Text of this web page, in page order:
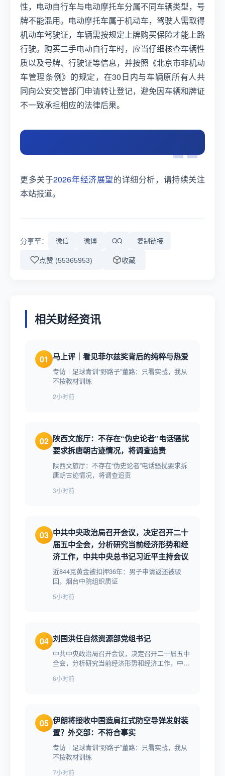
性，电动自行车与电动摩托车分属不同车辆类型，号
牌不能混用。电动摩托车属于机动车，驾驶人需取得
机动车驾驶证，车辆需按规定上牌购买保险才能上路
行驶。购买二手电动自行车时，应当仔细核查车辆性
质以及号牌、行驶证等信息，并按照《北京市非机动
车管理条例》的规定，在30日内与车辆原所有人共
同向公安交管部门申请转让登记，避免因车辆和牌证
不一致承担相应的法律后果。
更多关于2026年经济展望的详细分析，请持续关注
本站报道。
分享至： 微信 微博 QQ 复制链接
点赞 (55365953) 收藏
相关财经资讯
01 马上评｜看见菲尔兹奖背后的纯粹与热爱
专访｜足球青训“野路子”董路：只看实战，我从
不按教材训练
2小时前
02 陕西文旅厅：不存在“伪史论者”电话骚扰
要求拆唐朝古迹情况，将调查追责
陕西文旅厅：不存在“伪史论者”电话骚扰要求拆
唐朝古迹情况，将调查追责
3小时前
03 中共中央政治局召开会议，决定召开二十
届五中全会，分析研究当前经济形势和经
济工作，中共中央总书记习近平主持会议
近844克黄金被扣押36年：男子申请返还被驳
回，烟台中院组织质证
5小时前
04 刘国洪任自然资源部党组书记
中共中央政治局召开会议，决定召开二十届五中
全会，分析研究当前经济形势和经济工作，中共
6小时前
05 伊朗将接收中国造肩扛式防空导弹发射装
置？外交部：不符合事实
专访｜足球青训“野路子”董路：只看实战，我从
不按教材训练
7小时前